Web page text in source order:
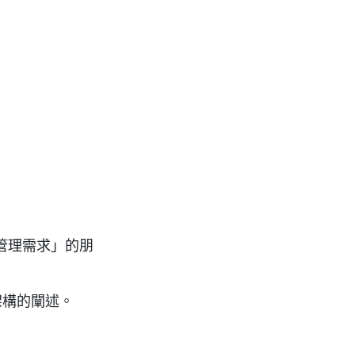
理需求」的朋
的闡述。